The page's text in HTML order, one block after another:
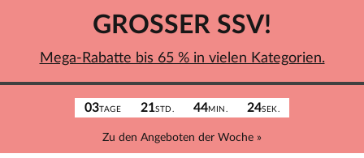
03TAGE 21STD. 44MIN. 24SEK.
Zu den Angeboten der Woche »
GROSSER SSV!
Mega-Rabatte bis 65 % in vielen Kategorien.